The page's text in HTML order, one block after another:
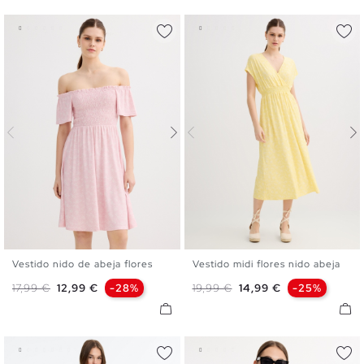
Vestido nido de abeja flores
Precio base
17,99 € Precio
12,99 € -28%
Vestido midi flores nido abeja
Precio base
19,99 € Precio
14,99 € -25%